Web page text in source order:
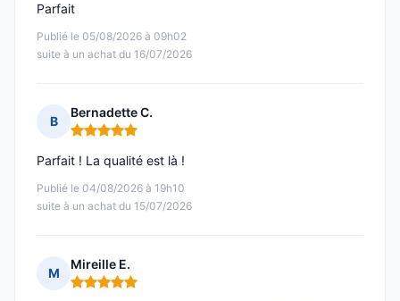
Publié le 05/08/2026 à 09h02
suite à un achat du 16/07/2026
Parfait
B
Bernadette C.
Note : 5 sur 5
Publié le 04/08/2026 à 19h10
suite à un achat du 15/07/2026
Parfait ! La qualité est là !
M
Mireille E.
Note : 5 sur 5